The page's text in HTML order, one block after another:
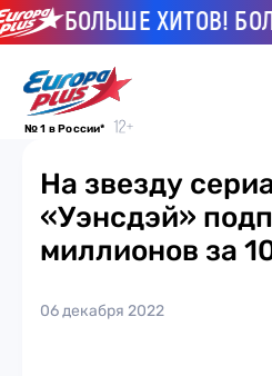
БОЛЬШЕ ХИТОВ!
№ 1 в России*
На звезду
«Уэнсдэй»
миллионов за
06 декабря 2022